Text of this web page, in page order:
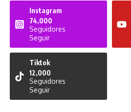
Instagram
74,000
Seguidores
Seguir
Tiktok
12,000
Seguidores
Seguir